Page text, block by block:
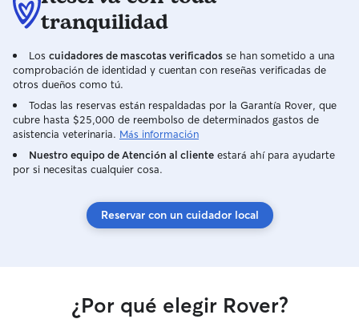
tranquilidad
Los cuidadores de mascotas verificados se han sometido a una
comprobación de identidad y cuentan con reseñas verificadas de
otros dueños como tú.
Todas las reservas están respaldadas por la Garantía Rover, que
cubre hasta $25,000 de reembolso de determinados gastos de
asistencia veterinaria. Más información
Nuestro equipo de Atención al cliente estará ahí para ayudarte
por si necesitas cualquier cosa.
Reservar con un cuidador local
¿Por qué elegir Rover?